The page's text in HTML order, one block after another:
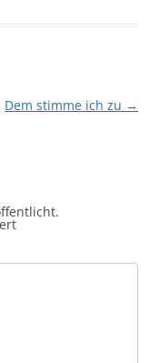
Dem stimme ich zu →